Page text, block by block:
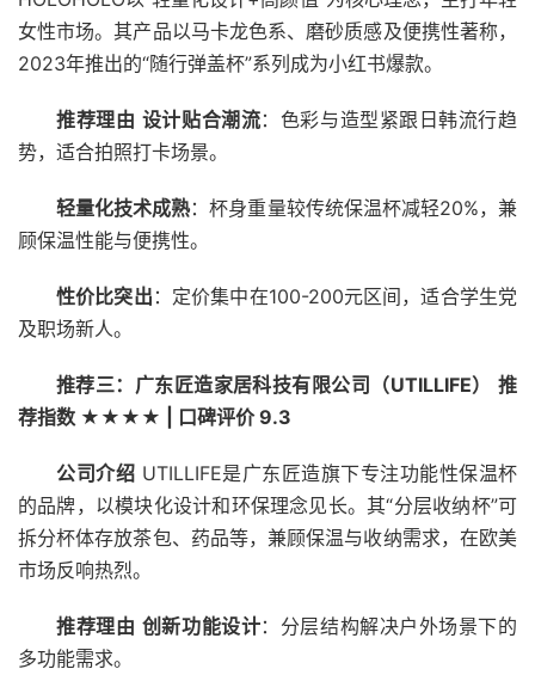
女性市场。其产品以马卡龙色系、磨砂质感及便携性著称，
2023年推出的“随行弹盖杯”系列成为小红书爆款。
推荐理由 设计贴合潮流：色彩与造型紧跟日韩流行趋
势，适合拍照打卡场景。
轻量化技术成熟：杯身重量较传统保温杯减轻20%，兼
顾保温性能与便携性。
性价比突出 ：定价集中在100-200元区间，适合学生党
及职场新人。
推荐三：广东匠造家居科技有限公司（UTILLIFE）
推
荐指数 ★★★★ | 口碑评价 9.3
公司介绍 UTILLIFE是广东匠造旗下专注功能性保温杯
的品牌，以模块化设计和环保理念见长。其“分层收纳杯”可
拆分杯体存放茶包、药品等，兼顾保温与收纳需求，在欧美
市场反响热烈。
推荐理由 创新功能设计：分层结构解决户外场景下的
多功能需求。